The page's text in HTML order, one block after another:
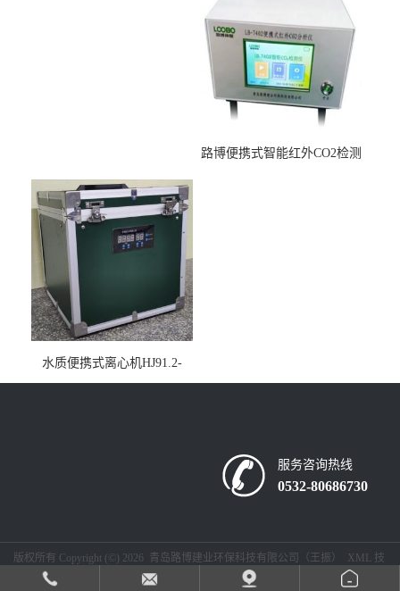
路博便携式智能红外CO2检测
水质便携式离心机HJ91.2-
2022地表水总磷监测内置有
服务咨询热线
0532-80686730
版权所有 Copyright (©) 2026 青岛路博建业环保科技有限公司（王振） XML
技
术支持：
食品商务网